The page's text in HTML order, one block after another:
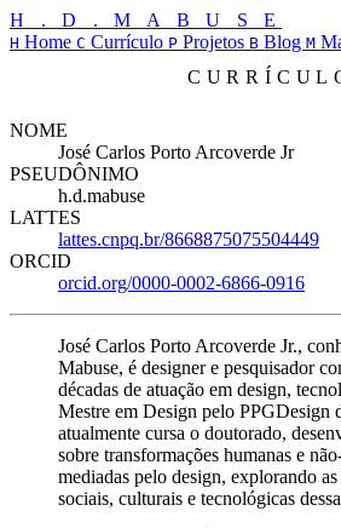
H . D . M A B U S E
H Home C Currículo P Projetos B Blog M
NOME
José Carlos Porto Arcoverde Jr
PSEUDÔNIMO
h.d.mabuse
LATTES
lattes.cnpq.br/8668875075504449
ORCID
orcid.org/0000-0002-6866-0916
José Carlos Porto Arcoverde Jr.,
Mabuse, é designer e pesquisador
décadas de atuação em design,
Mestre em Design pelo PPGDesign
atualmente cursa o doutorado,
sobre transformações humanas e
mediadas pelo design, explorando
sociais, culturais e tecnológicas